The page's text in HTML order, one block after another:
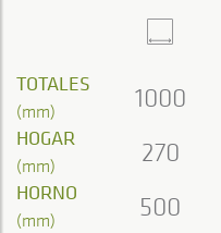
TOTALES
(mm) 1000
HOGAR
(mm) 270
HORNO
(mm) 500